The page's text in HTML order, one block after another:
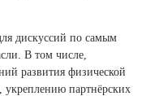
дискуссий по самым
В том числе,
развития физической
партнёрских